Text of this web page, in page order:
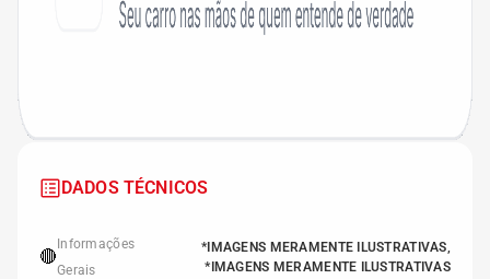
DADOS TÉCNICOS
🔴
Informações
Gerais
*IMAGENS MERAMENTE ILUSTRATIVAS,
*IMAGENS MERAMENTE ILUSTRATIVAS